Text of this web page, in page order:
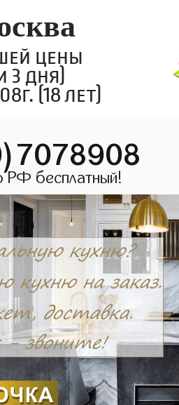
цены
3 дня)
(18 лет)
РФ бесплатный!